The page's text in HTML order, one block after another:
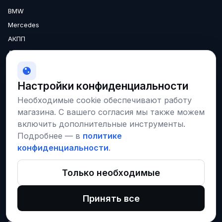
BMW
Mercedes
АКПП
Аксессуары
Двигатели
МКПП
Гарантия
Соцсети и площадки
© 2026 · ЧУП «КреативТехнолоджи», УНП 190686702
Настройки конфиденциальности
Необходимые cookie обеспечивают работу
магазина. С вашего согласия мы также можем
включить дополнительные инструменты.
Подробнее — в политике
конфиденциальности.
Только необходимые
Принять все